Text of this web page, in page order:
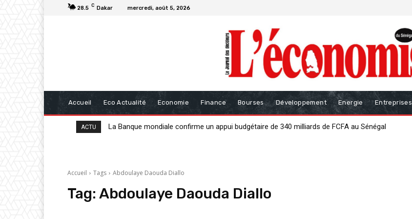
28.5 C Dakar mercredi, août 5, 2026
Accueil Eco Actualité Economie Finance Bourses Développement Energie Entreprises
ACTU La Banque mondiale confirme un appui budgétaire de 340 milliards de FCFA au Sénégal
20 milliards de FCFA de la BAD pour renforcer la gouvernance des finances publiques
Accueil Tags Abdoulaye Daouda Diallo
Tag: Abdoulaye Daouda Diallo